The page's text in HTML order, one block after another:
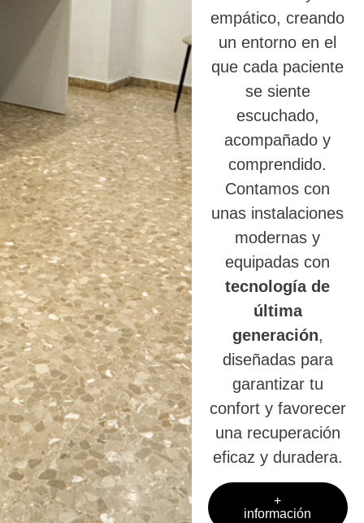
empático, creando
un entorno en el
que cada paciente
se siente
escuchado,
acompañado y
comprendido.
Contamos con
unas instalaciones
modernas y
equipadas con
tecnología de
última
generación,
diseñadas para
garantizar tu
confort y favorecer
una recuperación
eficaz y duradera.
+
información